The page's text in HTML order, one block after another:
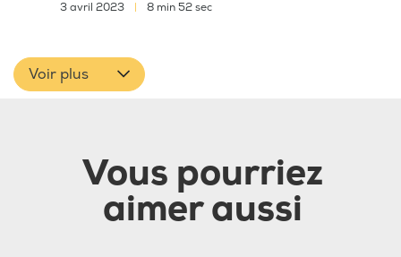
3 avril 2023 8 min 52 sec
Voir plus
Vous pourriez
aimer aussi